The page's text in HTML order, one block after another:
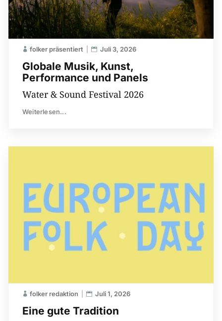
Globale Musik, Kunst,
Performance und Panels
folker präsentiert Juli 3, 2026
Water & Sound Festival 2026
Weiterlesen...
Eine gute Tradition
folker redaktion Juli 1, 2026